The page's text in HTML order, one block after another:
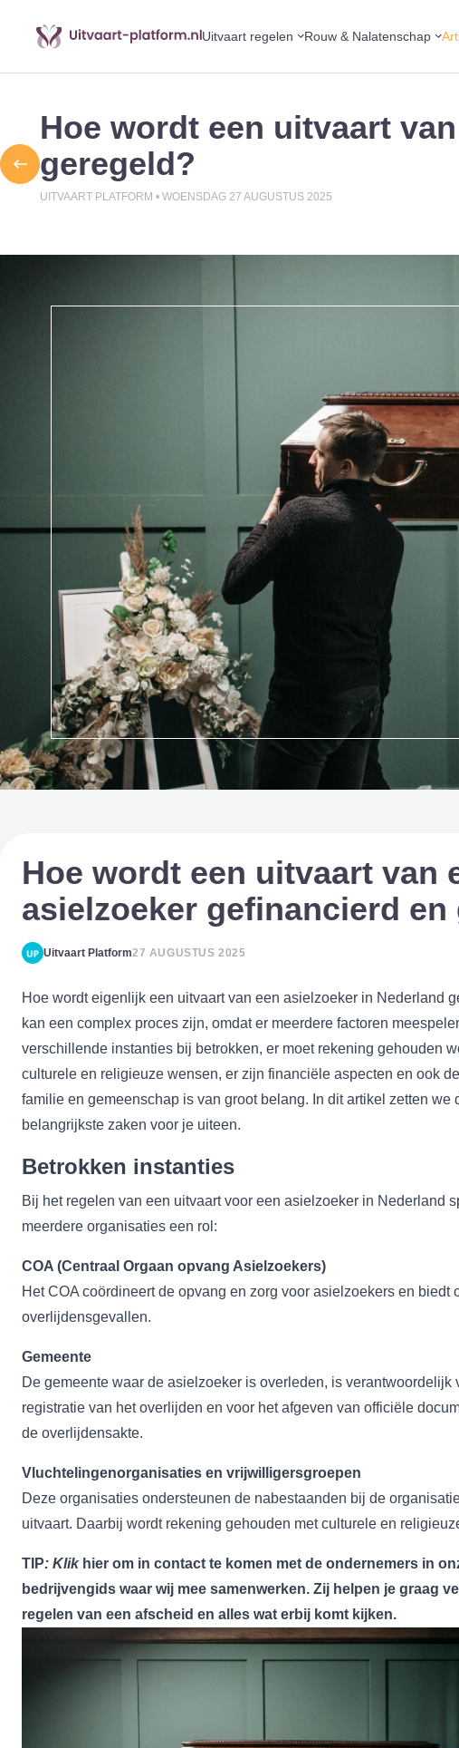
Uitvaart regelen Rouw & Nalatenschap
Hoe wordt een uitvaart
geregeld?
UITVAART PLATFORM • WOENSDAG 27 AUGUSTUS 2025
Hoe wordt een uitvaart van
asielzoeker gefinancierd en
Uitvaart Platform27 AUGUSTUS 2025
Hoe wordt eigenlijk een uitvaart van een asielzoeker in Nederland
kan een complex proces zijn, omdat er meerdere factoren
verschillende instanties bij betrokken, er moet rekening gehouden
culturele en religieuze wensen, er zijn financiële aspecten en ook
familie en gemeenschap is van groot belang. In dit artikel zetten we
belangrijkste zaken voor je uiteen.
Betrokken instanties
Bij het regelen van een uitvaart voor een asielzoeker in Nederland
meerdere organisaties een rol:
COA (Centraal Orgaan opvang Asielzoekers)
Het COA coördineert de opvang en zorg voor asielzoekers en biedt
overlijdensgevallen.
Gemeente
De gemeente waar de asielzoeker is overleden, is verantwoordelijk
registratie van het overlijden en voor het afgeven van officiële
de overlijdensakte.
Vluchtelingenorganisaties en vrijwilligersgroepen
Deze organisaties ondersteunen de nabestaanden bij de
uitvaart. Daarbij wordt rekening gehouden met culturele en
TIP: Klik hier om in contact te komen met de ondernemers in
bedrijvengids waar wij mee samenwerken. Zij helpen je graag
regelen van een afscheid en alles wat erbij komt kijken.